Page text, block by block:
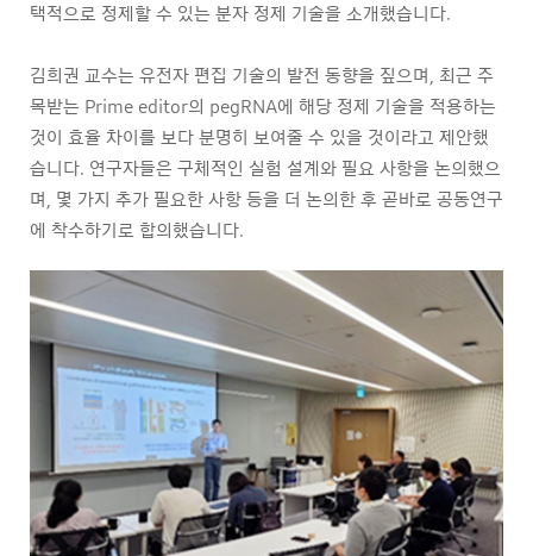
택적으로 정제할 수 있는 분자 정제 기술을 소개했습니다.
김희권 교수는 유전자 편집 기술의 발전 동향을 짚으며, 최근 주
목받는 Prime editor의 pegRNA에 해당 정제 기술을 적용하는
것이 효율 차이를 보다 분명히 보여줄 수 있을 것이라고 제안했
습니다. 연구자들은 구체적인 실험 설계와 필요 사항을 논의했으
며, 몇 가지 추가 필요한 사항 등을 더 논의한 후 곧바로 공동연구
에 착수하기로 합의했습니다.